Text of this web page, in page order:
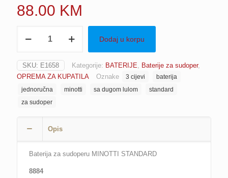
88.00 KM
baterija
sudoper
MINOTTI
STANDARD
8884
količina
Dodaj u korpu
SKU: E1658 Kategorije: BATERIJE Baterije za sudoper,
OPREMA ZA KUPATILA
Oznake 3 cijevi
baterija
jednoručna
minotti sa dugom lulom
standard
za sudoper
Opis
Baterija za sudoperu MINOTTI STANDARD
8884